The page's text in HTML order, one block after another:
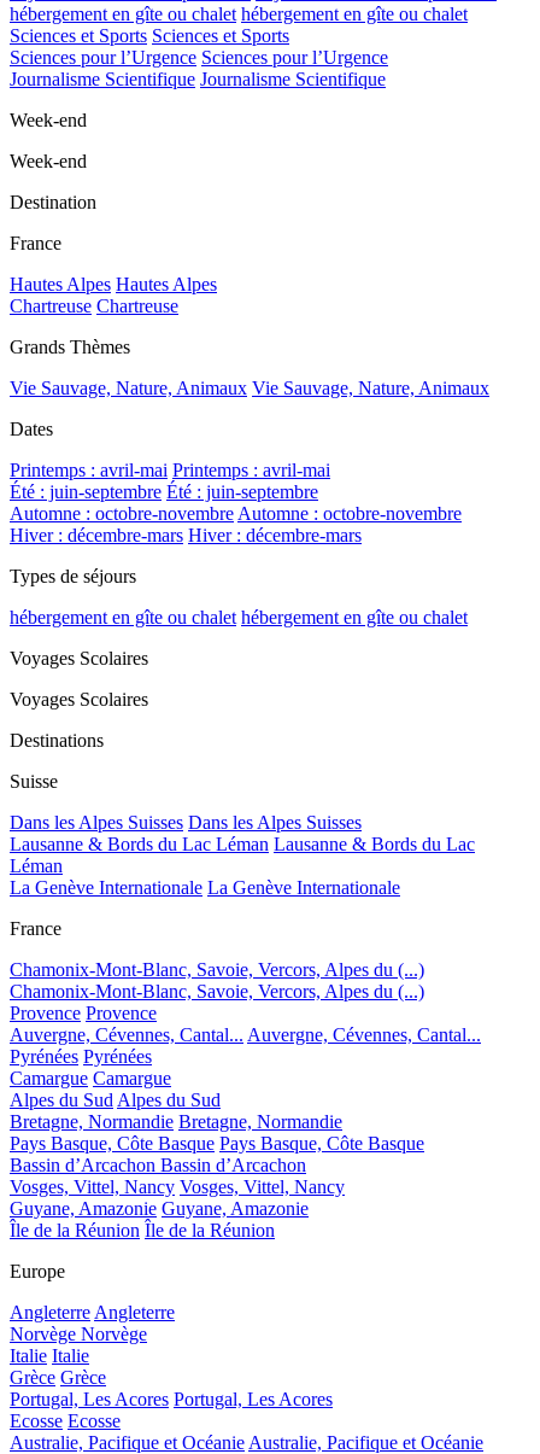
hébergement en gîte ou chalet hébergement en gîte ou chalet
Sciences et Sports Sciences et Sports
Sciences pour l’Urgence Sciences pour l’Urgence
Journalisme Scientifique Journalisme Scientifique
Week-end
Week-end
Destination
France
Hautes Alpes Hautes Alpes
Chartreuse Chartreuse
Grands Thèmes
Vie Sauvage, Nature, Animaux Vie Sauvage, Nature, Animaux
Dates
Printemps : avril-mai Printemps : avril-mai
Été : juin-septembre Été : juin-septembre
Automne : octobre-novembre Automne : octobre-novembre
Hiver : décembre-mars Hiver : décembre-mars
Types de séjours
hébergement en gîte ou chalet hébergement en gîte ou chalet
Voyages Scolaires
Voyages Scolaires
Destinations
Suisse
Dans les Alpes Suisses Dans les Alpes Suisses
Lausanne & Bords du Lac Léman Lausanne & Bords du Lac
Léman
La Genève Internationale La Genève Internationale
France
Chamonix-Mont-Blanc, Savoie, Vercors, Alpes du (...)
Chamonix-Mont-Blanc, Savoie, Vercors, Alpes du (...)
Provence Provence
Auvergne, Cévennes, Cantal... Auvergne, Cévennes, Cantal...
Pyrénées Pyrénées
Camargue Camargue
Alpes du Sud Alpes du Sud
Bretagne, Normandie Bretagne, Normandie
Pays Basque, Côte Basque Pays Basque, Côte Basque
Bassin d’Arcachon Bassin d’Arcachon
Vosges, Vittel, Nancy Vosges, Vittel, Nancy
Guyane, Amazonie Guyane, Amazonie
Île de la Réunion Île de la Réunion
Europe
Angleterre Angleterre
Norvège Norvège
Italie Italie
Grèce Grèce
Portugal, Les Acores Portugal, Les Acores
Ecosse Ecosse
Australie, Pacifique et Océanie Australie, Pacifique et Océanie